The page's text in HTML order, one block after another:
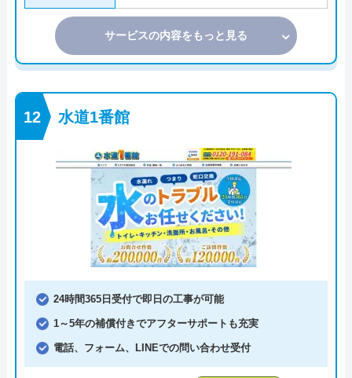
サービスの内容をもっと見る
水道1番館
24時間365日受付で即日の工事が可能
1～5年の補償付きでアフターサポートも充実
電話、フォーム、LINEでの問い合わせ受付